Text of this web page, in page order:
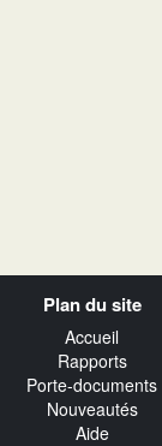
Plan du site
Accueil
Rapports
Porte-documents
Nouveautés
Aide